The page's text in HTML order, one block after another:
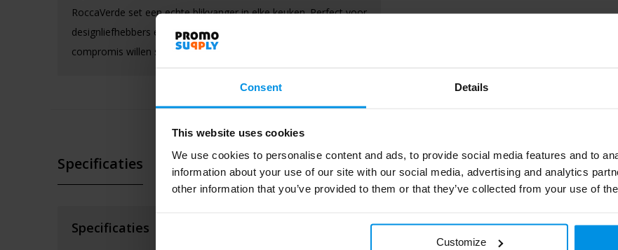
Consent Details
This website uses cookies
We use cookies to personalise content and ads, to provide social media features and to
information about your use of our site with our social media, advertising and analytics
other information that you’ve provided to them or that they’ve collected from your use of
Customize
RoccaVerde set een echte blikvanger in elke keuken. Perfect voor
designliefhebbers en kookenthousiastelingen die geen
compromis willen sluiten tussen esthetiek en prestaties.
Specificaties
Specificaties